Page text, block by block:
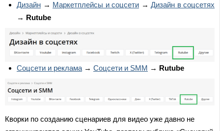
Дизайн → Маркетплейсы и соцсети → Дизайн в соцсетях
→ Rutube
Соцсети и реклама → Соцсети и SMM → Rutube
Кворки по созданию сценариев для видео уже давно не